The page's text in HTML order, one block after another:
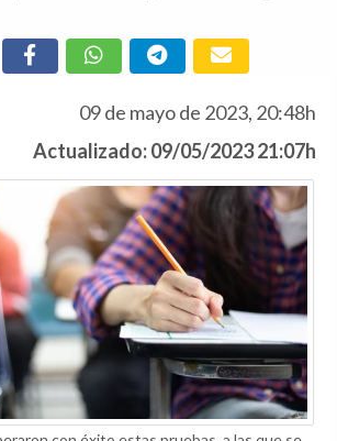
09 de mayo de 2023, 20:48h
Actualizado: 09/05/2023 21:07h